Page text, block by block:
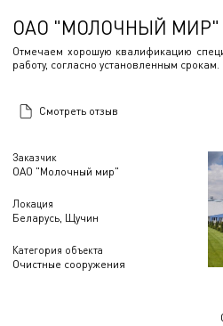
Заказчик
ОАО "Молочный мир"
Локация
Беларусь, Щучин
Категория объекта
Очистные сооружения
ОАО "МОЛОЧНЫЙ МИР"
Отмечаем хорошую квалификацию
работу, согласно установленным срокам.
Смотреть отзыв